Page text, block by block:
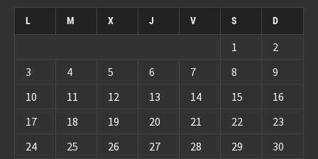
L M X J V S D
1
2
3
4 5 6 7 8
9
10
11 12 13 14 15
16
17
18 19 20 21 22
23
24
25 26 27 28 29 30